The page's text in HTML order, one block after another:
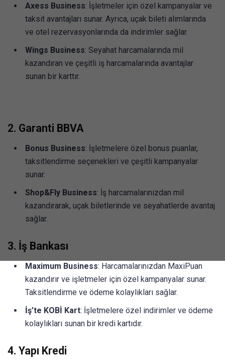
Axess Business: İşletmeler için özel kampanyalar ve
taksit avantajları sunar. Ayrıca, uçak bileti alımlarında
ve otel rezervasyonlarında da indirimler sağlar.
Wings Business: Seyahat harcamalarında mil
kazandıran ve çeşitli iş harcamalarında avantajlar
sunan bir karttır.
2. Garanti BBVA
Bonus Business: İşletmelere özel bonus puanlar,
taksitlendirme seçenekleri ve çeşitli kampanyalar
sunar.
Shop&Fly Business: İş harcamalarınızdan mil
kazandırarak, uçak biletlerinde ve seyahatlerde avantaj
sağlar.
3. İş Bankası
Maximum Business: Harcamalarınızdan MaxiPuan
kazandırır ve işletmeler için özel kampanyalar sunar.
Taksitlendirme ve ödeme kolaylıkları sağlar.
İş’te KOBİ Kart: İşletmelere özel indirimler ve ödeme
kolaylıkları sunan bir kredi kartıdır.
4. Yapı Kredi